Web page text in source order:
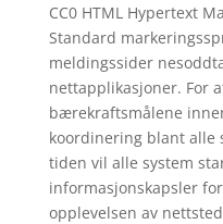
CC0 HTML Hypertext
Standard
meldingssider
nettapplikasjoner. For
bærekraftsmålene
koordinering blant alle
tiden vil alle system
informasjonskapsler
opplevelsen av